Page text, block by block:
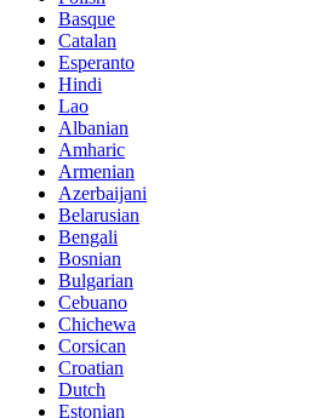
Basque
Catalan
Esperanto
Hindi
Lao
Albanian
Amharic
Armenian
Azerbaijani
Belarusian
Bengali
Bosnian
Bulgarian
Cebuano
Chichewa
Corsican
Croatian
Dutch
Estonian